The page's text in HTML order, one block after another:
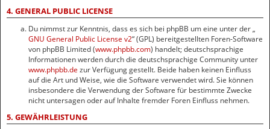
4. GENERAL PUBLIC LICENSE
Du nimmst zur Kenntnis, dass es sich bei phpBB um eine unter der „
GNU General Public License v2“ (GPL) bereitgestellten Foren-Software
von phpBB Limited (www.phpbb.com) handelt; deutschsprachige
Informationen werden durch die deutschsprachige Community unter
www.phpbb.de zur Verfügung gestellt. Beide haben keinen Einfluss
auf die Art und Weise, wie die Software verwendet wird. Sie können
insbesondere die Verwendung der Software für bestimmte Zwecke
nicht untersagen oder auf Inhalte fremder Foren Einfluss nehmen.
5. GEWÄHRLEISTUNG